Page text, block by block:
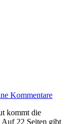
Kommentare
Auf 22 Seiten gibt